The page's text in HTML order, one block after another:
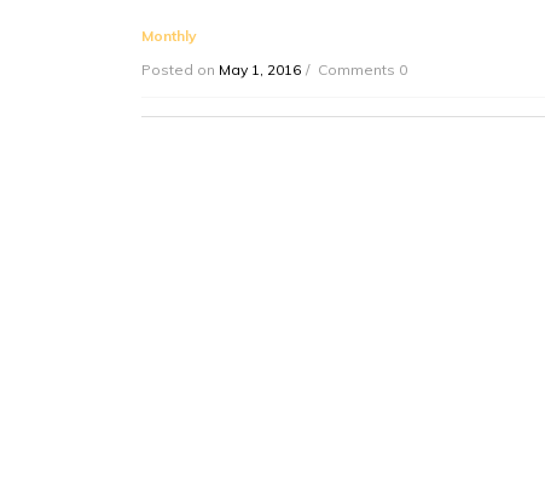
Monthly
Posted on May 1, 2016 Comments 0